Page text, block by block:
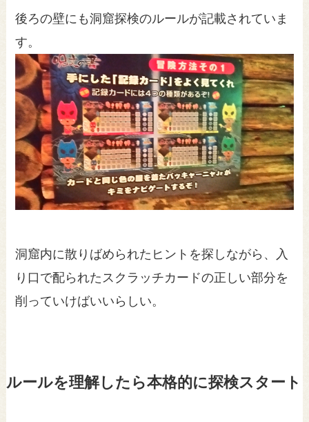
後ろの壁にも洞窟探検のルールが記載されていま
す。
洞窟内に散りばめられたヒントを探しながら、入
り口で配られたスクラッチカードの正しい部分を
削っていけばいいらしい。
ルールを理解したら本格的に探検スタート